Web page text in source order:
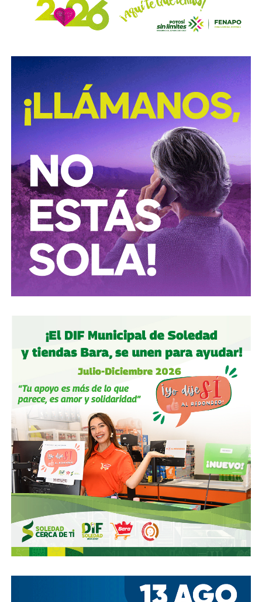
operativos forman parte delPlan Estratégico de
Procuración de Justicia 2026-2029, cuyo objetivo es
procesamiento ilegal de hidrocarburos.
Según la institución, el desmantelamiento de estos
centros clandestinos representa un golpe a las
estructuras logísticas y financieras dedicadas al mercado
ilícito de combustibles, una actividad que genera pérdidas
millonarias para el Estado y representa riesgos para la
infraestructura energética nacional.
Las autoridades señalaron que las investigaciones
continúan para identificar a las personas responsables de
operar estos inmuebles, así como las posibles redes
criminales relacionadas con el procesamiento y
distribución ilegal de combustibles.
También lee:Tangamanga prevé refuerzo con Guardia Civil
tras dos su1c1d10s